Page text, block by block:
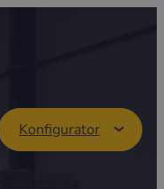
Konfigurator